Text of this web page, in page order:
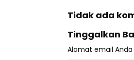
Tidak ada
Tinggalkan
Alamat email Anda